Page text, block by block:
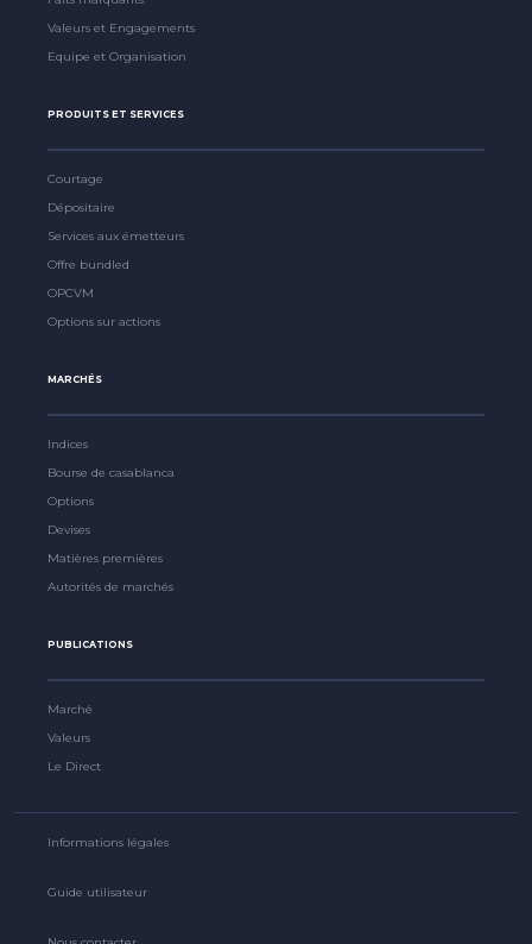
Valeurs et Engagements
Equipe et Organisation
PRODUITS ET SERVICES
Courtage
Dépositaire
Services aux émetteurs
Offre bundled
OPCVM
Options sur actions
MARCHÉS
Indices
Bourse de casablanca
Options
Devises
Matières premières
Autorités de marchés
PUBLICATIONS
Marché
Valeurs
Le Direct
Informations légales
Guide utilisateur